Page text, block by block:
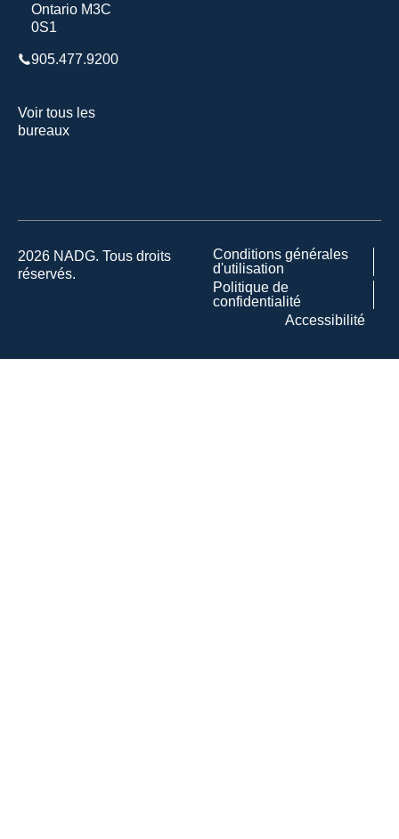
Ontario M3C
0S1
905.477.9200
Voir tous les
bureaux
2026 NADG. Tous droits
réservés.
Conditions générales
d'utilisation
Politique de
confidentialité
Accessibilité